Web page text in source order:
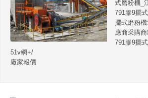
式磨粉機_
791膠9擺
擺式磨粉
應商采購
791膠9擺
51v網+/
廠家報價